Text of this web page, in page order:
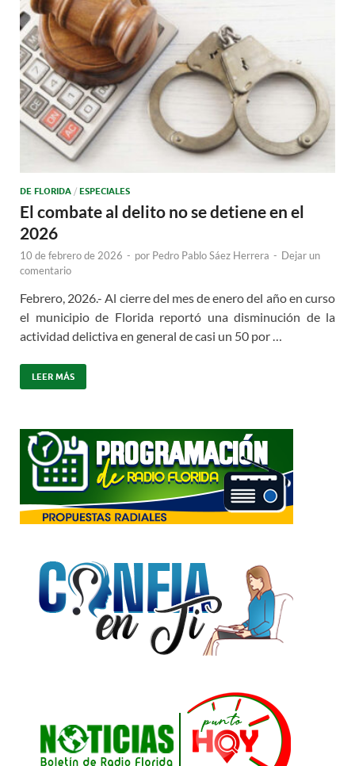
DE FLORIDA / ESPECIALES
El combate al delito no se detiene en el
2026
10 de febrero de 2026 - por Pedro Pablo Sáez Herrera - Dejar un
comentario
Febrero, 2026.- Al cierre del mes de enero del año en curso
el municipio de Florida reportó una disminución de la
actividad delictiva en general de casi un 50 por …
LEER MÁS